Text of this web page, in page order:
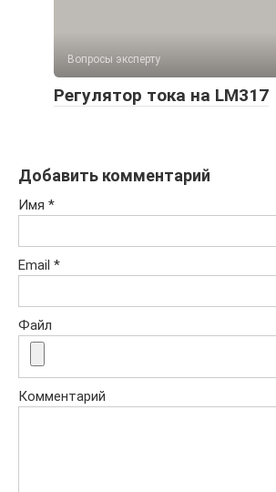
Вопросы эксперту
Регулятор тока на LM317
Добавить комментарий
Имя *
Email *
Файл
Комментарий